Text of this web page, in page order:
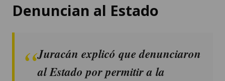
Denuncian al Estado
Juracán explicó que denunciaron
al Estado por permitir a la